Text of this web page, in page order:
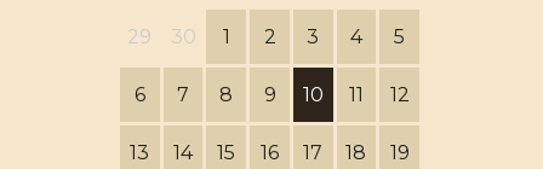
29 30 1 2 3 4 5
6 7 8 9 10 11 12
13 14 15 16 17 18 19